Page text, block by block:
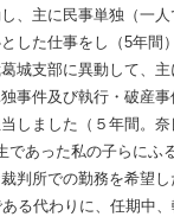
、主に民事単独（一人
した仕事をし（5年間
城支部に異動して、
事件及び執行・破産
しました（５年間。
あった私の子らにふ
判所での勤務を希望
る代わりに、任期中